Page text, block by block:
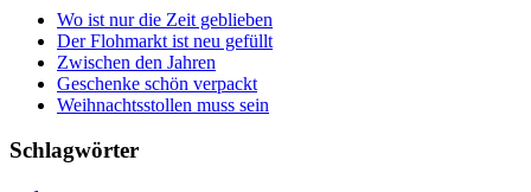
Wo ist nur die Zeit geblieben
Der Flohmarkt ist neu gefüllt
Zwischen den Jahren
Geschenke schön verpackt
Weihnachtsstollen muss sein
Schlagwörter